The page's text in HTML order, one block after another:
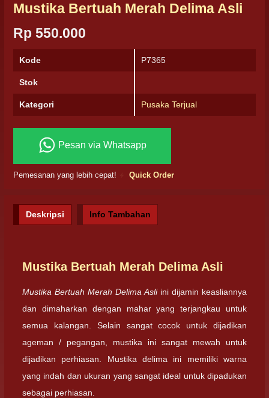
Mustika Bertuah Merah Delima Asli
Rp 550.000
Kode P7365
Stok
Kategori Pusaka Terjual
Pesan via Whatsapp
Pemesanan yang lebih cepat! Quick Order
Deskripsi Info Tambahan
Mustika Bertuah Merah Delima Asli
Mustika Bertuah Merah Delima Asliini dijamin keasliannya
dan dimaharkan dengan mahar yang terjangkau untuk
semua kalangan. Selain sangat cocok untuk dijadikan
ageman / pegangan, mustika ini sangat mewah untuk
dijadikan perhiasan. Mustika delima ini memiliki warna
yang indah dan ukuran yang sangat ideal untuk dipadukan
sebagai perhiasan.